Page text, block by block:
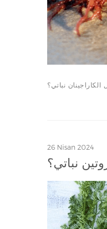
الكاراجينان نباتي؟
26 Nisan 2024
نباتي؟